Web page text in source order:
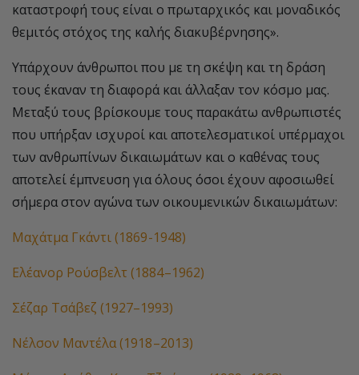
καταστροφή τους είναι ο πρωταρχικός και μοναδικός
θεμιτός στόχος της καλής διακυβέρνησης».
Υπάρχουν άνθρωποι που με τη σκέψη και τη δράση
τους έκαναν τη διαφορά και άλλαξαν τον κόσμο μας.
Μεταξύ τους βρίσκουμε τους παρακάτω ανθρωπιστές
που υπήρξαν ισχυροί και αποτελεσματικοί υπέρμαχοι
των ανθρωπίνων δικαιωμάτων και ο καθένας τους
αποτελεί έμπνευση για όλους όσοι έχουν αφοσιωθεί
σήμερα στον αγώνα των οικουμενικών δικαιωμάτων:
Μαχάτμα Γκάντι (1869 -1948)
Ελέανορ Ρούσβελτ (1884 –1962)
Σέζαρ Τσάβεζ (1927–1993)
Νέλσον Μαντέλα (1918 –2013)